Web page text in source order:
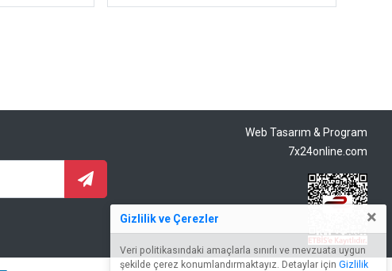
Web Tasarım & Program
7x24online.com
Gizlilik ve Çerezler ×
Veri politikasındaki amaçlarla sınırlı ve mevzuata uygun
şekilde çerez konumlandırmaktayız. Detaylar için Gizlilik